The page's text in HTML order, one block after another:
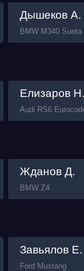
Дышеков А.
Елизаров Н.
Audi RS6
Жданов Д.
BMW Z4
Завьялов Е.
Ford Mustang